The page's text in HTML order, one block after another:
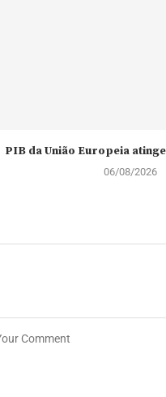
PIB da União Europeia
06/08/2026